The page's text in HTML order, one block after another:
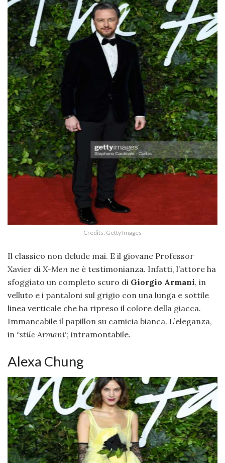
Credits: Getty Images
Il classico non delude mai. E il giovane Professor
Xavier di X-Men ne è testimonianza. Infatti, l’attore ha
sfoggiato un completo scuro di Giorgio Armani, in
velluto e i pantaloni sul grigio con una lunga e sottile
linea verticale che ha ripreso il colore della giacca.
Immancabile il papillon su camicia bianca. L’eleganza,
in “stile Armani“, intramontabile.
Alexa Chung